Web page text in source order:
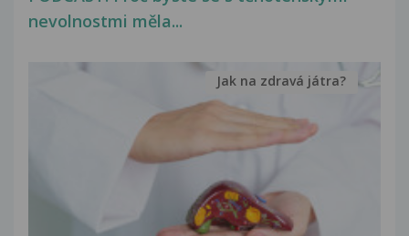
nevolnostmi měla...
Jak na zdravá játra?